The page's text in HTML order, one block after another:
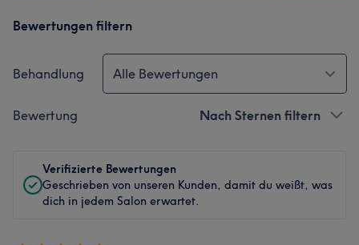
Bewertungen filtern
Behandlung Alle Bewertungen
Bewertung Nach Sternen filtern
Verifizierte Bewertungen
Geschrieben von unseren Kunden, damit du weißt, was
dich in jedem Salon erwartet.